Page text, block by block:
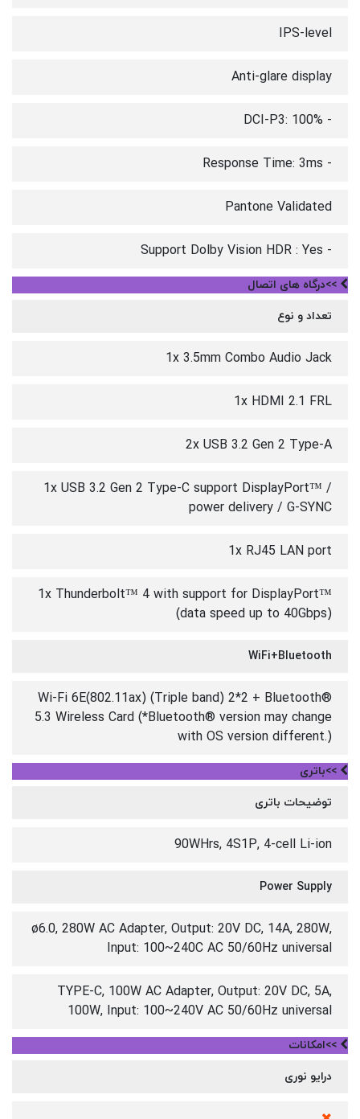
IPS-level
Anti-glare display
- DCI-P3: 100%
- Response Time: 3ms
Pantone Validated
- Support Dolby Vision HDR : Yes
>>درگاه های اتصال
تعداد و نوع
1x 3.5mm Combo Audio Jack
1x HDMI 2.1 FRL
2x USB 3.2 Gen 2 Type-A
1x USB 3.2 Gen 2 Type-C support DisplayPort™ /
power delivery / G-SYNC
1x RJ45 LAN port
1x Thunderbolt™ 4 with support for DisplayPort™
(data speed up to 40Gbps)
WiFi+Bluetooth
Wi-Fi 6E(802.11ax) (Triple band) 2*2 + Bluetooth®
5.3 Wireless Card (*Bluetooth® version may change
with OS version different.)
>>باتری
توضیحات باتری
90WHrs, 4S1P, 4-cell Li-ion
Power Supply
ø6.0, 280W AC Adapter, Output: 20V DC, 14A, 280W,
Input: 100~240C AC 50/60Hz universal
TYPE-C, 100W AC Adapter, Output: 20V DC, 5A,
100W, Input: 100~240V AC 50/60Hz universal
>>امکانات
درایو نوری